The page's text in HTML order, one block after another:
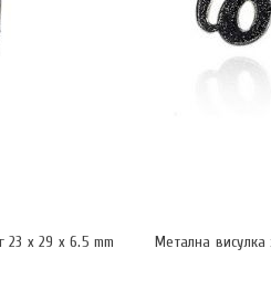
23 x 29 x 6.5 mm Метална